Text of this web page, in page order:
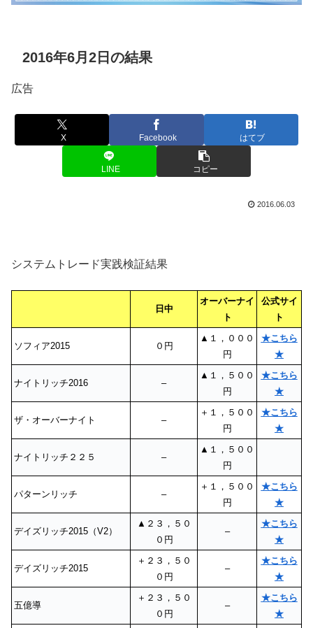
2016年6月2日の結果
広告
X Facebook はてブ
LINE コピー
2016.06.03
システムトレード実践検証結果
日中
オーバーナイ
ト
公式サイ
ト
ソフィア2015 ０円
▲１，０００
円
★こちら
★
ナイトリッチ2016 –
▲１，５００
円
★こちら
★
ザ・オーバーナイト –
＋１，５００
円
★こちら
★
ナイトリッチ２２５ –
▲１，５００
円
パターンリッチ –
＋１，５００
円
★こちら
★
デイズリッチ2015（V2）
▲２３，５０
０円
–
★こちら
★
デイズリッチ2015
＋２３，５０
０円
–
★こちら
★
五億導
＋２３，５０
０円
–
★こちら
★